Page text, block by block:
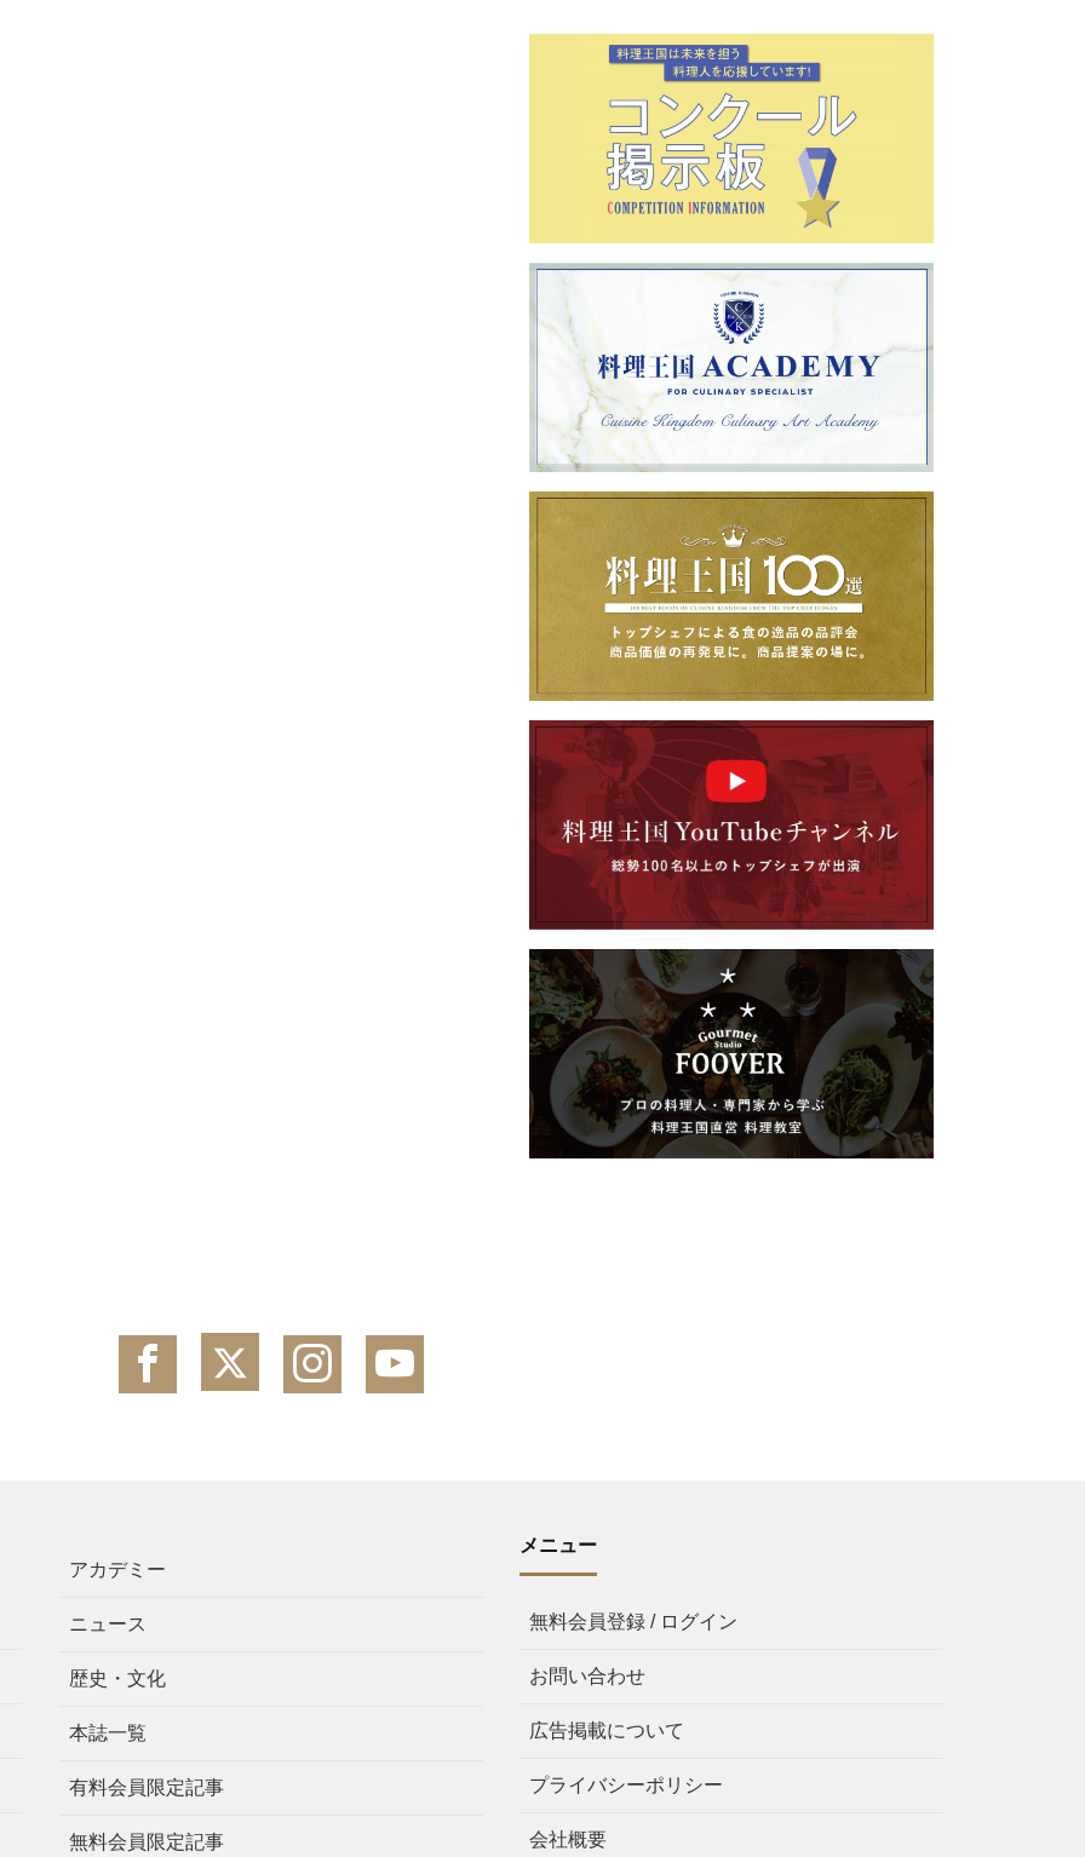
アカデミー
ニュース
歴史・文化
本誌一覧
有料会員限定記事
無料会員限定記事
メニュー
無料会員登録 / ログイン
お問い合わせ
広告掲載について
プライバシーポリシー
会社概要